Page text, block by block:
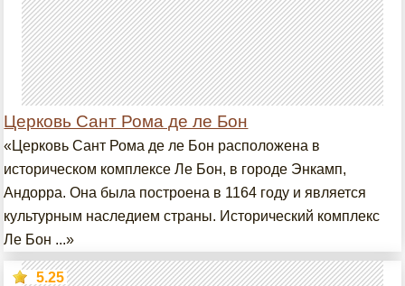
Церковь Сант Рома де ле Бон
«Церковь Сант Рома де ле Бон расположена в
историческом комплексе Ле Бон, в городе Энкамп,
Андорра. Она была построена в 1164 году и является
культурным наследием страны. Исторический комплекс
Ле Бон ...»
5.25